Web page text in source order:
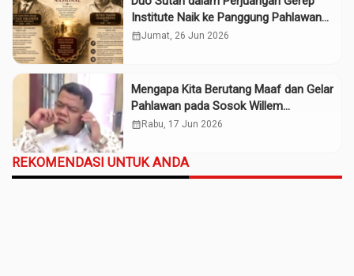
Institute Naik ke Panggung Pahlawan
Nasional
calendar_monthJumat, 26 Jun 2026
Mengapa Kita Berutang Maaf dan Gelar
Pahlawan pada Sosok Willem
Iskander?
calendar_month Rabu, 17 Jun 2026
REKOMENDASI UNTUK ANDA